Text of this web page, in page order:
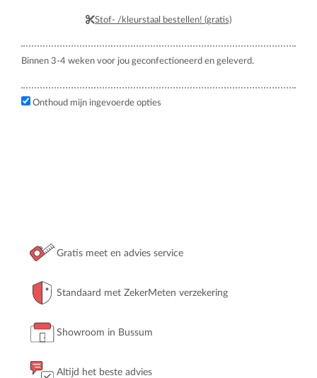
Stof- /kleurstaal bestellen! (gratis)
Binnen 3-4 weken voor jou geconfectioneerd en geleverd.
Onthoud mijn ingevoerde opties
Gratis meet en advies service
Standaard met ZekerMeten verzekering
Showroom in Bussum
Altijd het beste advies